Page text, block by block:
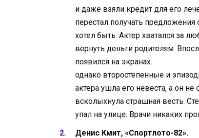
и даже взяли кредит для его
перестал получать
хотел быть. Актер хватался за
вернуть деньги родителям.
появился на экранах.
На
однако второстепенные и
актера ушла его невеста, а он
всколыхнула страшная весть:
упал на улице. Врачи никаких
Денис Кмит, «Спортлото-82».